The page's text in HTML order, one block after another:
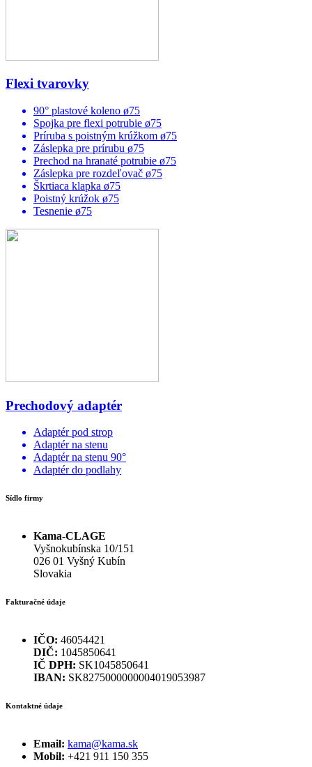
Flexi tvarovky
90° plastové koleno ø75
Spojka pre flexi potrubie ø75
Príruba s poistným krúžkom ø75
Záslepka pre prírubu ø75
Prechod na hranaté potrubie ø75
Záslepka pre rozdeľovač ø75
Škrtiaca klapka ø75
Poistný krúžok ø75
Tesnenie ø75
Prechodový adaptér
Adaptér pod strop
Adaptér na stenu
Adaptér na stenu 90°
Adaptér do podlahy
Sídlo firmy
Kama-CLAGE
Vyšnokubínska 10/151
026 01 Vyšný Kubín
Slovakia
Fakturačné údaje
IČO: 46054421
DIČ: 1045850641
IČ DPH: SK1045850641
IBAN: SK8275000000004019053987
Kontaktné údaje
Email: kama@kama.sk
Mobil: +421 911 150 355